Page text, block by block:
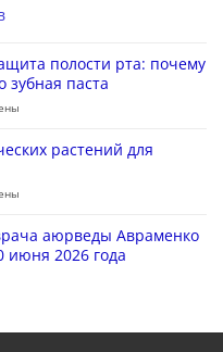
полости рта: почему
зубная паста
растений для
аюрведы Авраменко
2026 года